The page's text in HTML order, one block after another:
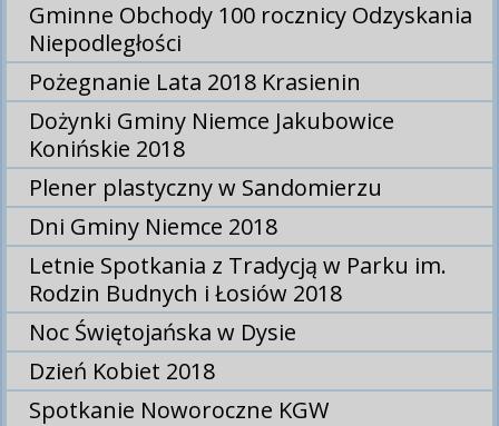
Gminne Obchody 100 rocznicy Odzyskania
Niepodległości
Pożegnanie Lata 2018 Krasienin
Dożynki Gminy Niemce Jakubowice
Konińskie 2018
Plener plastyczny w Sandomierzu
Dni Gminy Niemce 2018
Letnie Spotkania z Tradycją w Parku im.
Rodzin Budnych i Łosiów 2018
Noc Świętojańska w Dysie
Dzień Kobiet 2018
Spotkanie Noworoczne KGW